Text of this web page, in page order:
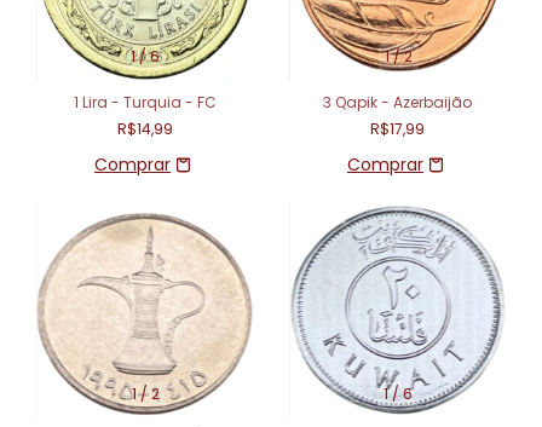
1/6
1 Lira - Turquia - FC
R$14,99
1/2
3 Qapik - Azerbaijão
R$17,99
1/2 1/6